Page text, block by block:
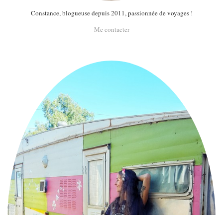
Constance, blogueuse depuis 2011, passionnée de voyages !
Me contacter